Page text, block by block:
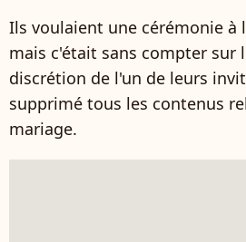
Ils voulaient une cérémonie à
mais c'était sans compter sur
discrétion de l'un de leurs
supprimé tous les contenus
mariage.